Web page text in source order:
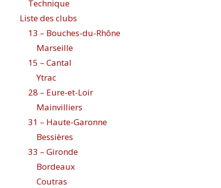
Technique
Liste des clubs
13 – Bouches-du-Rhône
Marseille
15 – Cantal
Ytrac
28 – Eure-et-Loir
Mainvilliers
31 – Haute-Garonne
Bessières
33 – Gironde
Bordeaux
Coutras